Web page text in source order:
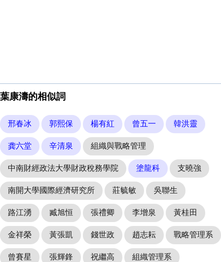
葉康濤的相似詞
邢春冰 郭熙保 楊有紅 曾五一 韓洪靈
龚六堂 辛清泉 組織與戰略管理
中南財經政法大學財政稅務學院 塗龍科 支曉強
南開大學國際經濟研究所 莊毓敏 吳聯生
路江湧 臧旭恒 張禮卿 李增泉 黃桂田
金祥榮 黃張凱 錢世政 趙志耘 戰略管理系
曾賽星 張輝鋒 祝繼高 組織管理系